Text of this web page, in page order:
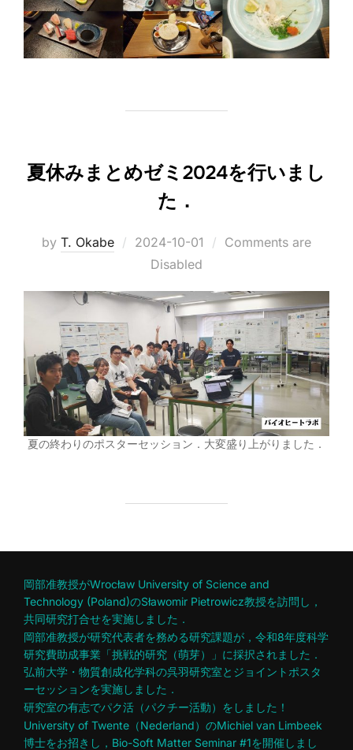
夏休みまとめゼミ2024を行いまし
た．
by T. Okabe
Posted
2024-10-01
Comments are
Disabled
夏の終わりのポスターセッション．大変盛り上がりました．
岡部准教授がWrocław University of Science and
Technology (Poland)のSławomir Pietrowicz教授を訪問し，
共同研究打合せを実施しました．
岡部准教授が研究代表者を務める研究課題が，令和8年度科学
研究費助成事業「挑戦的研究（萌芽）」に採択されました．
弘前大学・物質創成化学科の呉羽研究室とジョイントポスタ
ーセッションを実施しました．
研究室の有志でパク活（パクチー活動）をしました！
University of Twente（Nederland）のMichiel van Limbeek
博士をお招きし，Bio-Soft Matter Seminar #1を開催しまし